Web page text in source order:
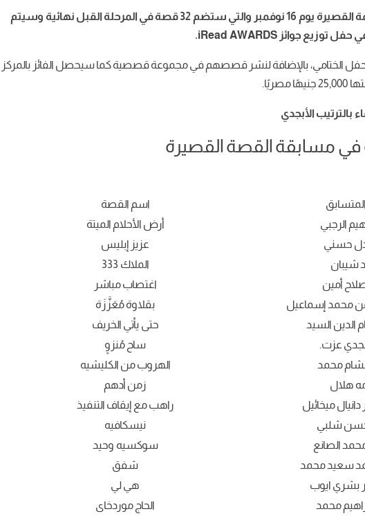
وسيتم الإعلان عن القائمة القصيرة يوم 16 نوفمبر والتي ستضم 32 قصة في المرحلة القبل نهائية وسيتم
الختامي، بالإضافة لنشر قصصهم في مجموعة قصصية كما سيحصل الفائز بالمركز
الأبجدي
في مسابقة القصة القصيرة
اسم القصة
الرجبي
أرض الأحلام الميتة
حسني
عزيز إبليس
شيبان
الملاك 333
أمين
اغتصاب مباشر
محمد إسماعيل
بقلاوة مُعَزَّزَة
الدين السيد
حتى يأتي الخريف
عزت.
ساح مُنزوٍ
محمد
الهروب من الكليشيه
هلال
زمن أدهم
ميخائيل
راهب مع إيقاف التنفيذ
حسن شلبي
نيسكافيه
الصانع
سوكسيه وحيد
سعيد محمد
شفق
بشري ايوب
هي لي
محمد
الحاج موردخاى